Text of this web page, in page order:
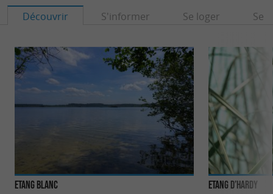
Découvrir S'informer Se loger Se
Etang Blanc Etang d’Hardy